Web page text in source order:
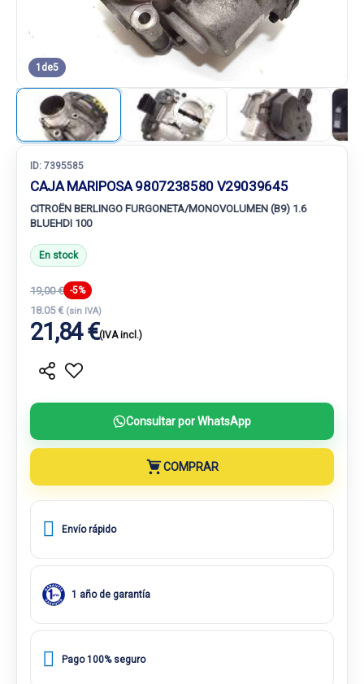
1 de5
ID: 7395585
CAJA MARIPOSA 9807238580 V29039645
CITROËN BERLINGO FURGONETA/MONOVOLUMEN (B9) 1.6
BLUEHDI 100
En stock
19,00 € -5%
18.05 € (sin IVA)
21,84 €(IVA incl.)
Consultar por WhatsApp
COMPRAR
Envío rápido
1 año de garantía
Pago 100% seguro